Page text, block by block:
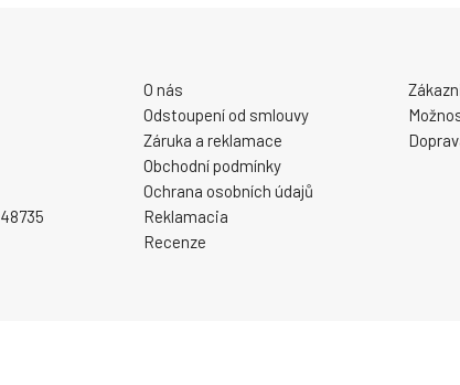
O nás
Odstoupení od smlouvy
Záruka a reklamace
Obchodní podmínky
Ochrana osobních údajů
Reklamacia
Recenze